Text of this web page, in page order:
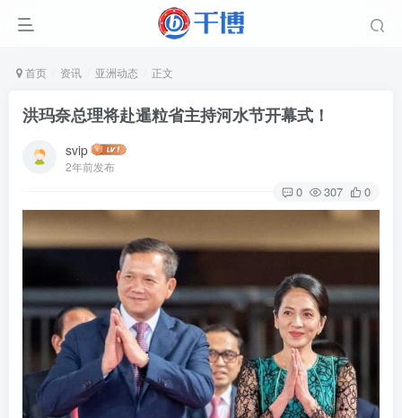
首页 资讯 亚洲动态 正文
洪玛奈总理将赴暹粒省主持河水节开幕式！
svip
2年前发布
0 307 0